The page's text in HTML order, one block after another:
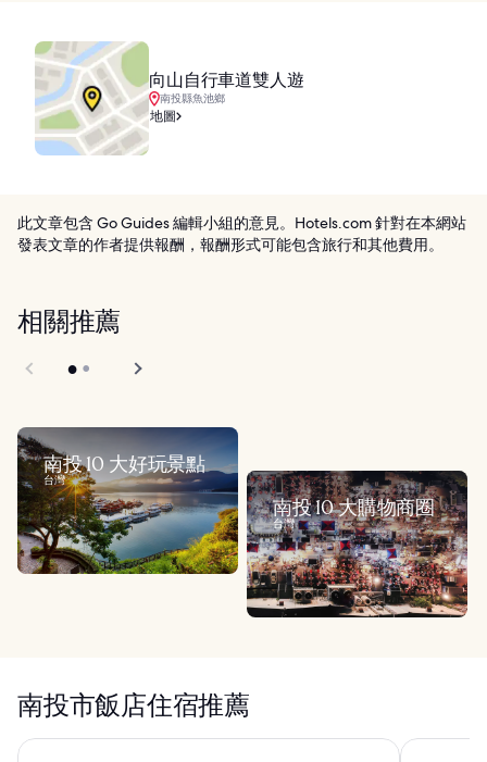
向山自行車道雙人遊
南投縣魚池鄉
地圖
此文章包含 Go Guides 編輯小組的意見。Hotels.com 針對在本網站
發表文章的作者提供報酬，報酬形式可能包含旅行和其他費用。
相關推薦
南投 10 大好玩景點
台灣
南投 10 大購物商圈
台灣
南投市飯店住宿推薦
台中日月千禧酒店 長榮桂冠